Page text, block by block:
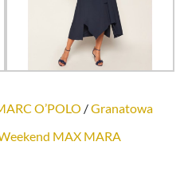
O’POLO /Granatowa
MAX MARA